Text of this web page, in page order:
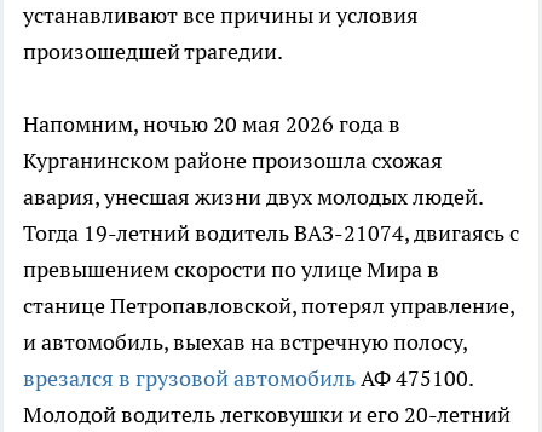
устанавливают все причины и условия
произошедшей трагедии.
Напомним, ночью 20 мая 2026 года в
Курганинском районе произошла схожая
авария, унесшая жизни двух молодых людей.
Тогда 19-летний водитель ВАЗ-21074, двигаясь с
превышением скорости по улице Мира в
станице Петропавловской, потерял управление,
и автомобиль, выехав на встречную полосу,
врезался в грузовой автомобильАФ 475100.
Молодой водитель легковушки и его 20-летний